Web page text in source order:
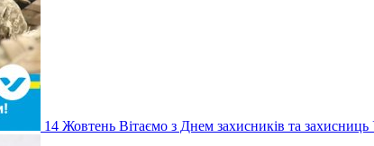
14 Жовтень Вітаємо з Днем захисників та захисниць